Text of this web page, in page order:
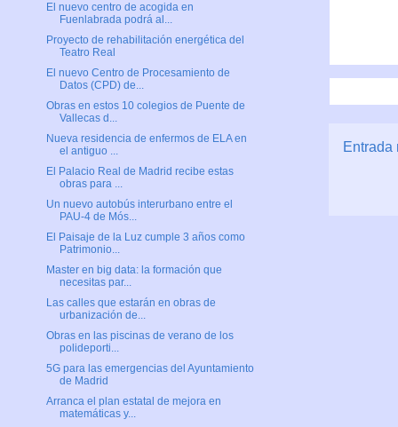
Entrada
El nuevo centro de acogida en
Fuenlabrada podrá al...
Proyecto de rehabilitación energética del
Teatro Real
El nuevo Centro de Procesamiento de
Datos (CPD) de...
Obras en estos 10 colegios de Puente de
Vallecas d...
Nueva residencia de enfermos de ELA en
el antiguo ...
El Palacio Real de Madrid recibe estas
obras para ...
Un nuevo autobús interurbano entre el
PAU-4 de Mós...
El Paisaje de la Luz cumple 3 años como
Patrimonio...
Master en big data: la formación que
necesitas par...
Las calles que estarán en obras de
urbanización de...
Obras en las piscinas de verano de los
polideporti...
5G para las emergencias del Ayuntamiento
de Madrid
Arranca el plan estatal de mejora en
matemáticas y...